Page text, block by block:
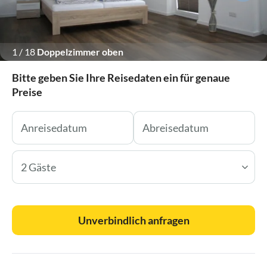
1 / 18 Doppelzimmer oben
Bitte geben Sie Ihre Reisedaten ein für genaue
Preise
2 Gäste
Unverbindlich anfragen